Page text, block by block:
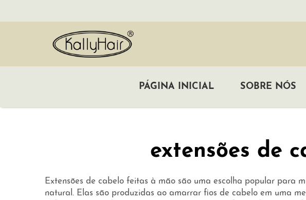
PÁGINA INICIAL SOBRE NÓS
extensões de
Extensões de cabelo feitas à mão são uma escolha popular para
natural. Elas são produzidas ao amarrar fios de cabelo em uma